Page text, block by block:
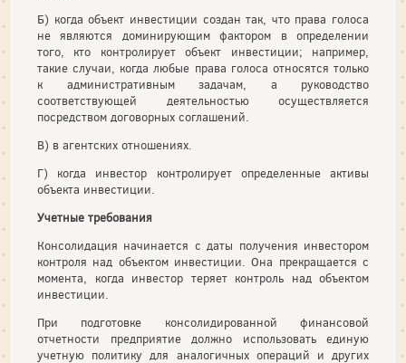
Б) когда объект инвестиции создан так, что права голоса
не являются доминирующим фактором в определении
того, кто контролирует объект инвестиции; например,
такие случаи, когда любые права голоса относятся только
к административным задачам, а руководство
соответствующей деятельностью осуществляется
посредством договорных соглашений.
В) в агентских отношениях.
Г) когда инвестор контролирует определенные активы
объекта инвестиции.
Учетные требования
Консолидация начинается с даты получения инвестором
контроля над объектом инвестиции. Она прекращается с
момента, когда инвестор теряет контроль над объектом
инвестиции.
При подготовке консолидированной финансовой
отчетности предприятие должно использовать единую
учетную политику для аналогичных операций и других